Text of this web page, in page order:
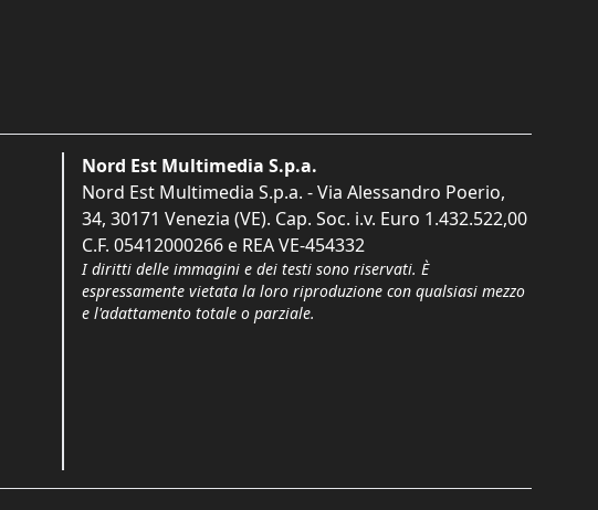
Nord Est Multimedia S.p.a.
Nord Est Multimedia S.p.a. - Via Alessandro Poerio,
34, 30171 Venezia (VE). Cap. Soc. i.v. Euro 1.432.522,00
C.F. 05412000266 e REA VE-454332
I diritti delle immagini e dei testi sono riservati. È
espressamente vietata la loro riproduzione con qualsiasi mezzo
e l'adattamento totale o parziale.